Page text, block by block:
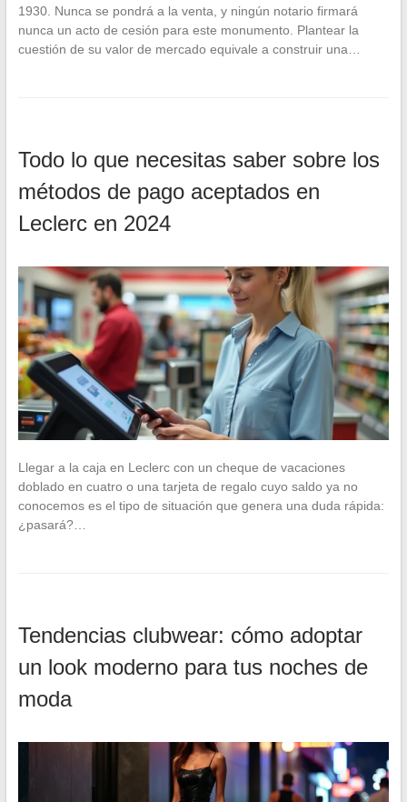
1930. Nunca se pondrá a la venta, y ningún notario firmará
nunca un acto de cesión para este monumento. Plantear la
cuestión de su valor de mercado equivale a construir una…
Todo lo que necesitas saber sobre los
métodos de pago aceptados en
Leclerc en 2024
Llegar a la caja en Leclerc con un cheque de vacaciones
doblado en cuatro o una tarjeta de regalo cuyo saldo ya no
conocemos es el tipo de situación que genera una duda rápida:
¿pasará?…
Tendencias clubwear: cómo adoptar
un look moderno para tus noches de
moda